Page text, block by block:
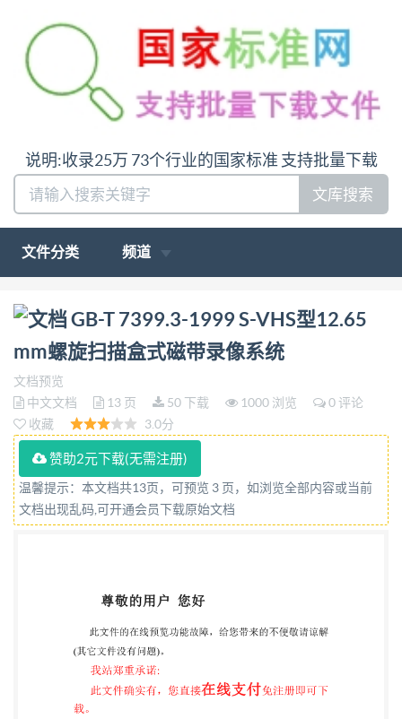
说明:收录25万 73个行业的国家标准 支持批量下载
文库搜索
文件分类 频道
问:哪里下载GB-T 7399.3-1999 S-VHS型12.65 mm螺
旋扫描盒式磁带录像系统答:请联系微信:siduwenku
GB-T 7399.3-1999 S-VHS型12.65
mm螺旋扫描盒式磁带录像系统
文档预览
中文文档
13 页 50 下载 1000 浏览
0 评论
收藏
3.0分
赞助2元下载(无需注册)
温馨提示：本文档共13页，可预览 3 页，如浏览全部内容或当前
文档出现乱码,可开通会员下载原始文档